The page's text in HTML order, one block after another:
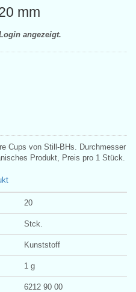
mm
angezeigt.
Cups von Still-BHs. Durchmesser
Produkt, Preis pro 1 Stück.
20
Stck.
Kunststoff
1 g
6212 90 00